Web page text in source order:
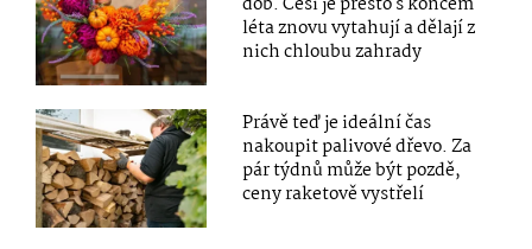
léta znovu vytahují a dělají z
nich chloubu zahrady
Právě teď je ideální čas
nakoupit palivové dřevo. Za
pár týdnů může být pozdě,
ceny raketově vystřelí